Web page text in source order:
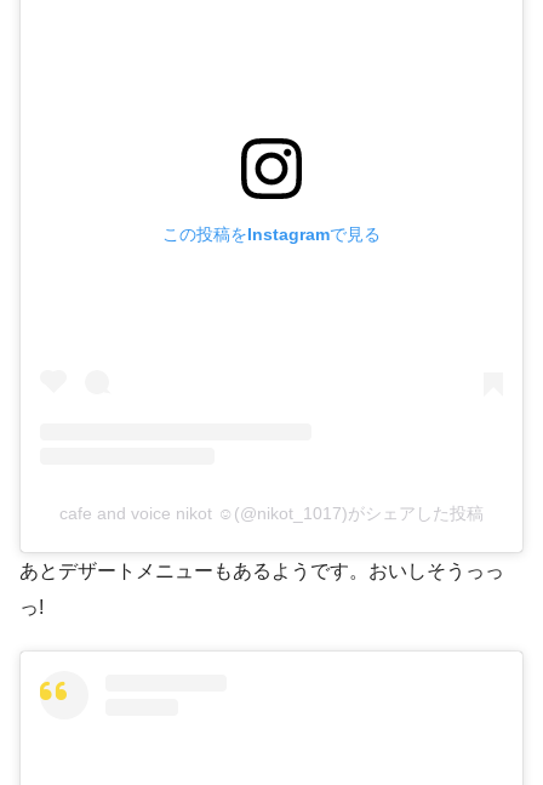
この投稿をInstagramで見る
cafe and voice nikot ☺︎(@nikot_1017)がシェアした投稿
あとデザートメニューもあるようです。おいしそうっっ
っ!